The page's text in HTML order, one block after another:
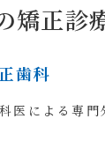
矯正診
歯科
医による専門